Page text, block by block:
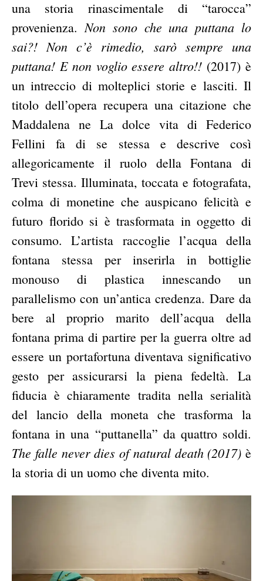
una storia rinascimentale di “tarocca”
provenienza. Non sono che una puttana lo
sai?! Non c’è rimedio, sarò sempre una
puttana! E non voglio essere altro!! (2017) è
un intreccio di molteplici storie e lasciti. Il
titolo dell’opera recupera una citazione che
Maddalena ne La dolce vita di Federico
Fellini fa di se stessa e descrive così
allegoricamente il ruolo della Fontana di
Trevi stessa. Illuminata, toccata e fotografata,
colma di monetine che auspicano felicità e
futuro florido si è trasformata in oggetto di
consumo. L’artista raccoglie l’acqua della
fontana stessa per inserirla in bottiglie
monouso di plastica innescando un
parallelismo con un’antica credenza. Dare da
bere al proprio marito dell’acqua della
fontana prima di partire per la guerra oltre ad
essere un portafortuna diventava significativo
gesto per assicurarsi la piena fedeltà. La
fiducia è chiaramente tradita nella serialità
del lancio della moneta che trasforma la
fontana in una “puttanella” da quattro soldi.
The falle never dies of natural death (2017) è
la storia di un uomo che diventa mito.